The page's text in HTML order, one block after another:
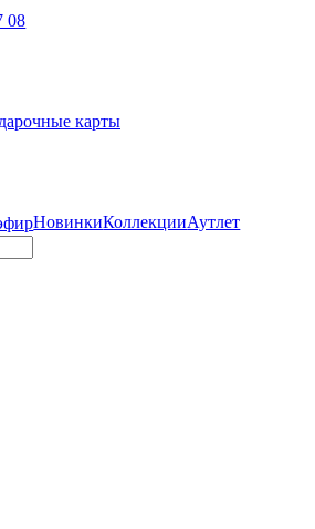
08
карты
НовинкиКоллекцииАутлет